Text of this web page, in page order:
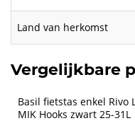
Land van herkomst
Vergelijkbare
Basil fietstas enkel Rivo
MIK Hooks zwart 25-31L